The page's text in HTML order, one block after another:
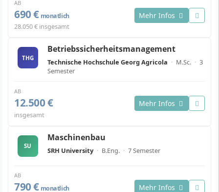
AB
690 € monatlich
28.050 € insgesamt
Mehr Infos
THG
Betriebssicherheitsmanagement
Technische Hochschule Georg Agricola · M.Sc. · 3
Semester
AB
12.500 €
insgesamt
Mehr Infos
SU
Maschinenbau
SRH University · B.Eng. · 7 Semester
AB
790 € monatlich Mehr Infos